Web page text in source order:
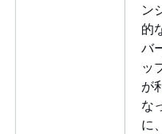
ン
的
バ
ッ
が
な
に